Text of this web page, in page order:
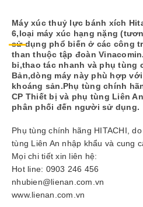
phẩm
Dịch
vụ
Tin
tức
Liên
hệ
Máy xúc thuỷ lực bánh xích
6,loại máy xúc hạng nặng
sử dụng phổ biến ở các công
than thuộc tập đoàn
bỉ,thao tác nhanh và phụ tùng
Bản,dòng máy này phù hợp
khoáng sản.Phụ tùng chính
CP Thiết bị và phụ tùng Liên
phân phối đến người sử dụng.
Phụ tùng chính hãng HITACHI,
tùng Liên An nhập khẩu và cung
Mọi chi tiết xin liên hệ:
Hot line: 0903 246 456
nhubien@lienan.com.vn
www.lienan.com.vn